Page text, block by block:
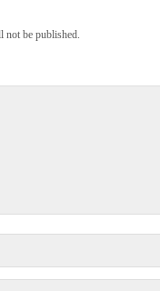
not be published.